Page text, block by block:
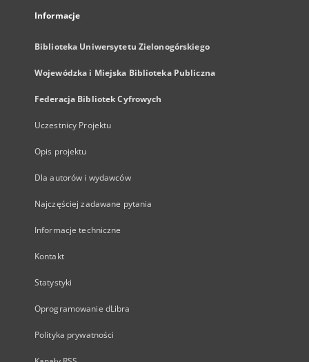
Informacje
Biblioteka Uniwersytetu Zielonogórskiego
Wojewódzka i Miejska Biblioteka Publiczna
Federacja Bibliotek Cyfrowych
Uczestnicy Projektu
Opis projektu
Dla autorów i wydawców
Najczęściej zadawane pytania
Informacje techniczne
Kontakt
Statystyki
Oprogramowanie dLibra
Polityka prywatności